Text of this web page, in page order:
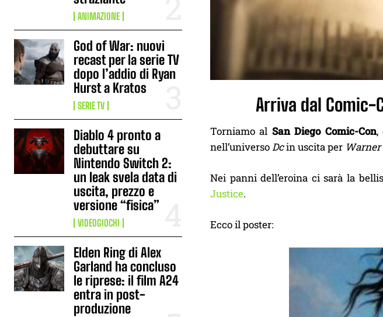
ANIMAZIONE
God of War: nuovi
recast per la serie TV
dopo l’addio di Ryan
Hurst a Kratos
SERIE TV
Diablo 4 pronto a
debuttare su
Nintendo Switch 2:
un leak svela data di
uscita, prezzo e
versione “fisica”
VIDEOGIOCHI
Elden Ring di Alex
Garland ha concluso
le riprese: il film A24
entra in post-
produzione
Arriva dal Comic-
Torniamo al San Diego Comic-Con,
nell’universoDcin uscita per Warner
Nei panni dell’eroina ci sarà la
Justice.
Ecco il poster: